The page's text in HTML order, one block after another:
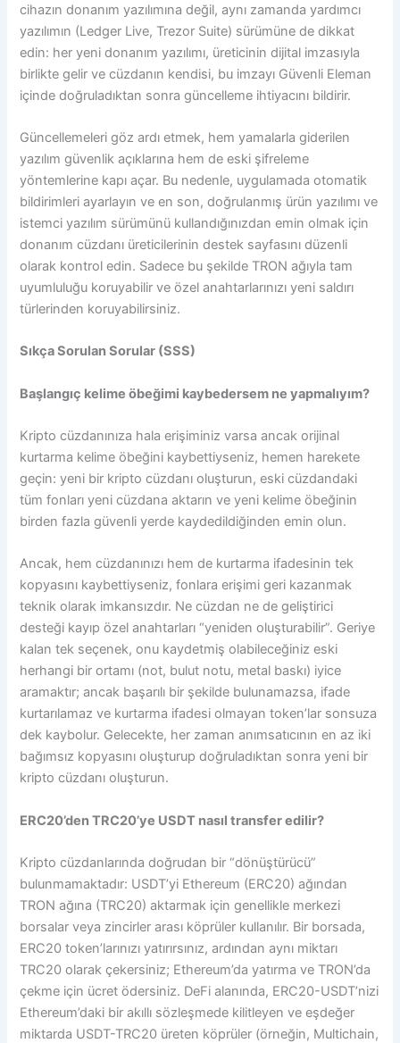
cihazın donanım yazılımına değil, aynı zamanda yardımcı
yazılımın (Ledger Live, Trezor Suite) sürümüne de dikkat
edin: her yeni donanım yazılımı, üreticinin dijital imzasıyla
birlikte gelir ve cüzdanın kendisi, bu imzayı Güvenli Eleman
içinde doğruladıktan sonra güncelleme ihtiyacını bildirir.
Güncellemeleri göz ardı etmek, hem yamalarla giderilen
yazılım güvenlik açıklarına hem de eski şifreleme
yöntemlerine kapı açar. Bu nedenle, uygulamada otomatik
bildirimleri ayarlayın ve en son, doğrulanmış ürün yazılımı ve
istemci yazılım sürümünü kullandığınızdan emin olmak için
donanım cüzdanı üreticilerinin destek sayfasını düzenli
olarak kontrol edin. Sadece bu şekilde TRON ağıyla tam
uyumluluğu koruyabilir ve özel anahtarlarınızı yeni saldırı
türlerinden koruyabilirsiniz.
Sıkça Sorulan Sorular (SSS)
Başlangıç ​​kelime öbeğimi kaybedersem ne yapmalıyım?
Kripto cüzdanınıza hala erişiminiz varsa ancak orijinal
kurtarma kelime öbeğini kaybettiyseniz, hemen harekete
geçin: yeni bir kripto cüzdanı oluşturun, eski cüzdandaki
tüm fonları yeni cüzdana aktarın ve yeni kelime öbeğinin
birden fazla güvenli yerde kaydedildiğinden emin olun.
Ancak, hem cüzdanınızı hem de kurtarma ifadesinin tek
kopyasını kaybettiyseniz, fonlara erişimi geri kazanmak
teknik olarak imkansızdır. Ne cüzdan ne de geliştirici
desteği kayıp özel anahtarları “yeniden oluşturabilir”. Geriye
kalan tek seçenek, onu kaydetmiş olabileceğiniz eski
herhangi bir ortamı (not, bulut notu, metal baskı) iyice
aramaktır; ancak başarılı bir şekilde bulunamazsa, ifade
kurtarılamaz ve kurtarma ifadesi olmayan token’lar sonsuza
dek kaybolur. Gelecekte, her zaman anımsatıcının en az iki
bağımsız kopyasını oluşturup doğruladıktan sonra yeni bir
kripto cüzdanı oluşturun.
ERC20’den TRC20’ye USDT nasıl transfer edilir?
Kripto cüzdanlarında doğrudan bir “dönüştürücü”
bulunmamaktadır: USDT’yi Ethereum (ERC20) ağından
TRON ağına (TRC20) aktarmak için genellikle merkezi
borsalar veya zincirler arası köprüler kullanılır. Bir borsada,
ERC20 token’larınızı yatırırsınız, ardından aynı miktarı
TRC20 olarak çekersiniz; Ethereum’da yatırma ve TRON’da
çekme için ücret ödersiniz. DeFi alanında, ERC20-USDT’nizi
Ethereum’daki bir akıllı sözleşmede kilitleyen ve eşdeğer
miktarda USDT-TRC20 üreten köprüler (örneğin, Multichain,